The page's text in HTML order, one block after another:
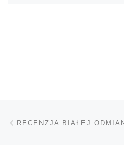
Nawigacja wpisu